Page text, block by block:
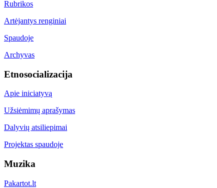
Rubrikos
Artėjantys renginiai
Spaudoje
Archyvas
Etnosocializacija
Apie iniciatyvą
Užsiėmimų aprašymas
Dalyvių atsiliepimai
Projektas spaudoje
Muzika
Pakartot.lt